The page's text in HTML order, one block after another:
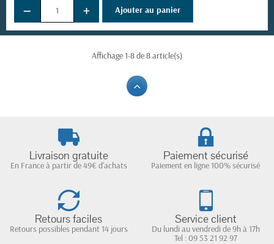
− + Ajouter au panier
Affichage 1-8 de 8 article(s)
Livraison gratuite
En France à partir de 49€ d'achats
Paiement sécurisé
Paiement en ligne 100% sécurisé
Retours faciles
Retours possibles pendant 14 jours
Service client
Du lundi au vendredi de 9h à 17h
Tel : 09 53 21 92 97